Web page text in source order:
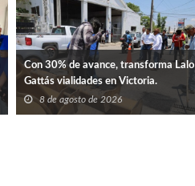
Con 30% de avance, transforma Lalo
Gattás vialidades en Victoria.
8 de agosto de 2026